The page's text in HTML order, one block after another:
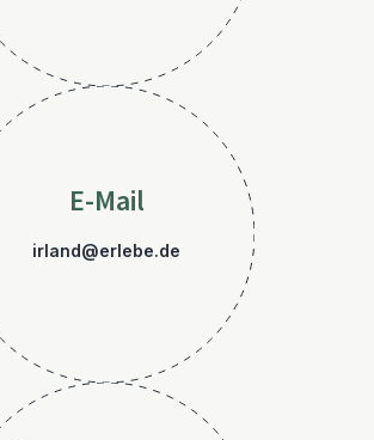
E-Mail
irland@erlebe.de